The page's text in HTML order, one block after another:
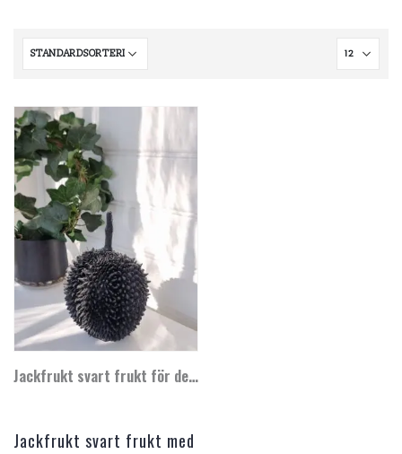
Jackfrukt svart frukt för dekoration
Jackfrukt svart frukt med